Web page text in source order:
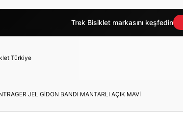
Trek Bisiklet markasını keşfedin
JEL GİDON BANDI MANTARLI AÇIK MAVİ